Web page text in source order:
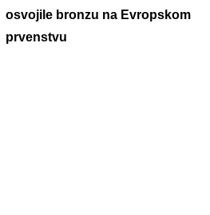
osvojile bronzu na Evropskom
prvenstvu